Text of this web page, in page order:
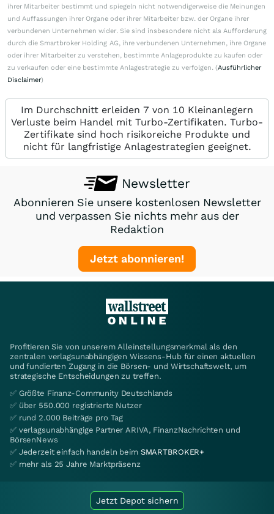
ihrer Mitarbeiter bestimmt und spiegeln nicht notwendigerweise die Meinungen
und Auffassungen ihrer Organe oder ihrer Mitarbeiter bzw. der Organe ihrer
verbundenen Unternehmen wider. Sie sind insbesondere nicht als Aufforderung
durch die Smartbroker Holding AG, ihre verbundenen Unternehmen, ihre Organe
oder ihrer Mitarbeiter zu verstehen, bestimmte Anlageprodukte zu kaufen oder
zu verkaufen oder eine bestimmte Anlagestrategie zu verfolgen. (Ausführlicher
Disclaimer)
Im Durchschnitt erleiden 7 von 10 Kleinanlegern
Verluste beim Handel mit Turbo-Zertifikaten. Turbo-
Zertifikate sind hoch risikoreiche Produkte und
nicht für langfristige Anlagestrategien geeignet.
Newsletter
Abonnieren Sie unsere kostenlosen Newsletter
und verpassen Sie nichts mehr aus der
Redaktion
Jetzt abonnieren!
Profitieren Sie von unserem Alleinstellungsmerkmal als den
zentralen verlagsunabhängigen Wissens-Hub für einen aktuellen
und fundierten Zugang in die Börsen- und Wirtschaftswelt, um
strategische Entscheidungen zu treffen.
✅ Größte Finanz-Community Deutschlands
✅ über 550.000 registrierte Nutzer
✅ rund 2.000 Beiträge pro Tag
✅ verlagsunabhängige Partner ARIVA, FinanzNachrichten und
BörsenNews
✅ Jederzeit einfach handeln beim SMARTBROKER+
✅ mehr als 25 Jahre Marktpräsenz
Jetzt Depot sichern